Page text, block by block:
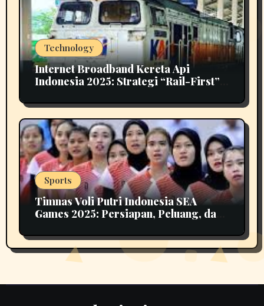
Technology
Internet Broadband Kereta Api
Indonesia 2025: Strategi “Rail-First”
Sports
Timnas Voli Putri Indonesia SEA
Games 2025: Persiapan, Peluang, dan